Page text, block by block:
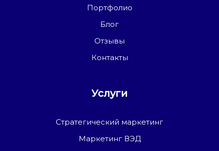
Портфолио
Блог
Отзывы
Контакты
Услуги
Стратегический маркетинг
Маркетинг ВЭД